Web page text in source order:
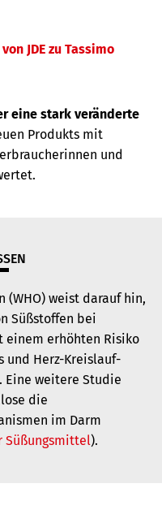
JDE zu Tassimo
eine stark veränderte
Produkts mit
und
(WHO) weist darauf hin,
Süßstoffen bei
einem erhöhten Risiko
und Herz-Kreislauf-
Eine weitere Studie
die
im Darm
Süßungsmittel).